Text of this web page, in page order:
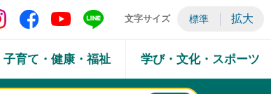
矢吹町 Instagram
矢吹町 Facebook
矢吹町 YouTube
矢吹町 LINE
文字サイズ 標準 拡大
子育て・健康・福祉 学び・文化・スポーツ